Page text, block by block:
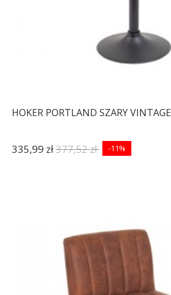
HOKER PORTLAND SZARY VINTAGE
335,99 zł377,52 zł -11%